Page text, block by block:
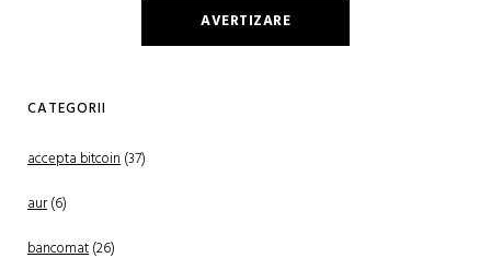
AVERTIZARE
CATEGORII
accepta bitcoin(37)
aur(6)
bancomat(26)